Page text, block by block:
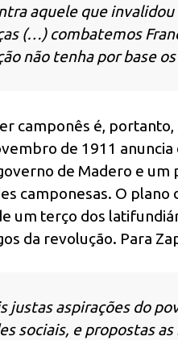
aquele que
(…) combatemos
não tenha por base
camponês é,
de 1911
de Madero e
camponesas. O plano
um terço dos
da revolução. Para
justas aspirações do
sociais, e propostas